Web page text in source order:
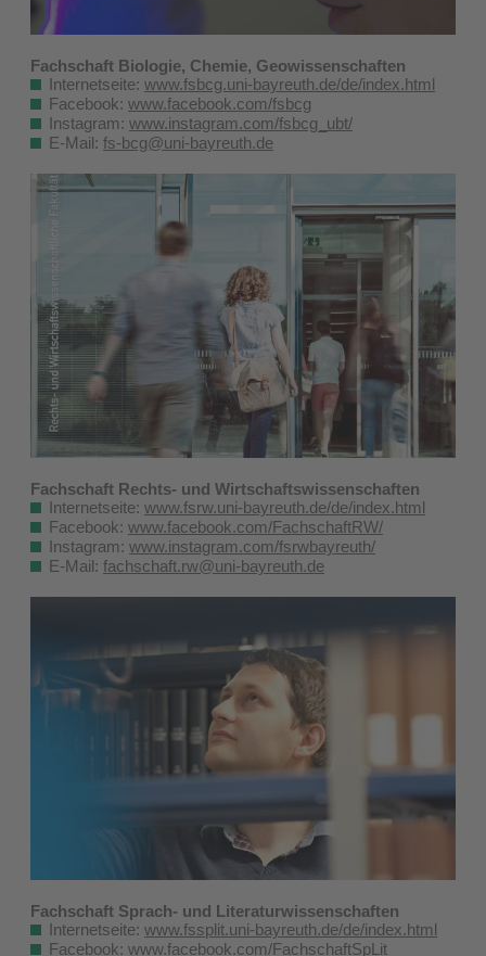
Fachschaft Biologie, Chemie, Geowissenschaften
Internetseite: www.fsbcg.uni-bayreuth.de/de/index.html
Facebook: www.facebook.com/fsbcg
Instagram: www.instagram.com/fsbcg_ubt/
E-Mail: fs-bcg@uni-bayreuth.de
Fachschaft Rechts- und Wirtschaftswissenschaften
Internetseite: www.fsrw.uni-bayreuth.de/de/index.html
Facebook: www.facebook.com/FachschaftRW/
Instagram: www.instagram.com/fsrwbayreuth/
E-Mail: fachschaft.rw@uni-bayreuth.de
Fachschaft Sprach- und Literaturwissenschaften
Internetseite: www.fssplit.uni-bayreuth.de/de/index.html
Facebook: www.facebook.com/FachschaftSpLit